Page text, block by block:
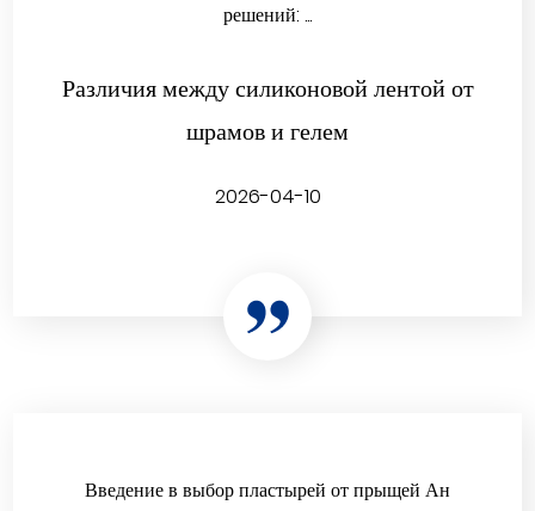
решений: ...
Различия между силиконовой лентой от
шрамов и гелем
2026-04-10
Введение в выбор пластырей от прыщей Ан